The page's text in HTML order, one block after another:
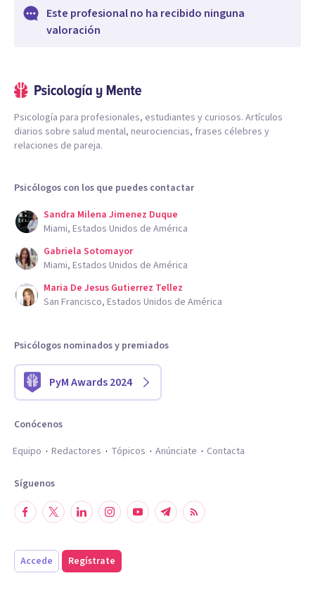
Este profesional no ha recibido ninguna
valoración
Psicología para profesionales, estudiantes y curiosos. Artículos
diarios sobre salud mental, neurociencias, frases célebres y
relaciones de pareja.
Psicólogos con los que puedes contactar
Sandra Milena Jimenez Duque
Miami, Estados Unidos de América
Gabriela Sotomayor
Miami, Estados Unidos de América
Maria De Jesus Gutierrez Tellez
San Francisco, Estados Unidos de América
Psicólogos nominados y premiados
PyM Awards 2024
Conócenos
Equipo
Redactores Tópicos Anúnciate Contacta
Síguenos
Accede Regístrate